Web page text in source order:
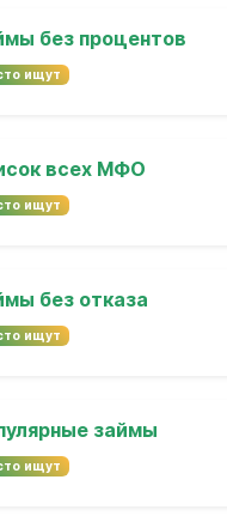
без процентов
ищут
всех МФО
ищут
без отказа
ищут
займы
ищут